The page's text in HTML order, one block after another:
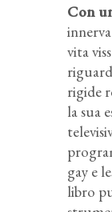
Con
vita
rigide
la sua
gay e
libro